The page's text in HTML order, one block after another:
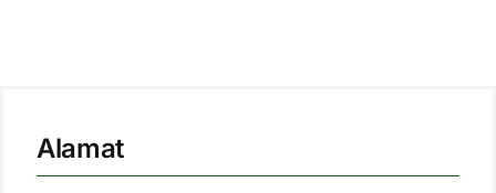
Alamat